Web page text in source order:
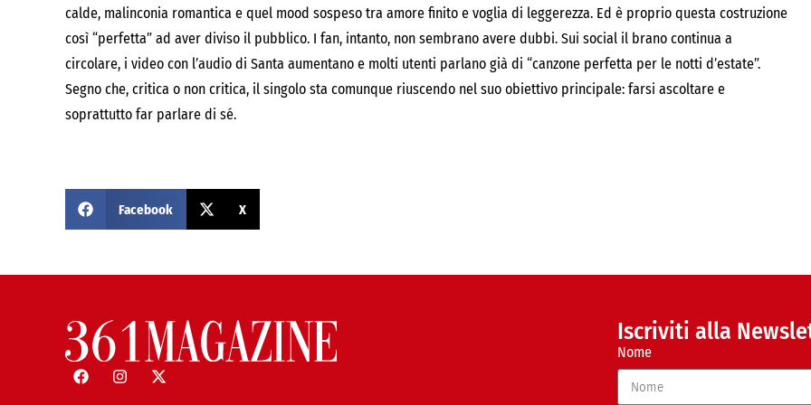
calde, malinconia romantica e quel mood sospeso tra amore finito e voglia di leggerezza. Ed è proprio questa costruzione
così “perfetta” ad aver diviso il pubblico. I fan, intanto, non sembrano avere dubbi. Sui social il brano continua a
circolare, i video con l’audio di Santa aumentano e molti utenti parlano già di “canzone perfetta per le notti d’estate”.
Segno che, critica o non critica, il singolo sta comunque riuscendo nel suo obiettivo principale: farsi ascoltare e
soprattutto far parlare di sé.
Facebook X
Iscriviti alla
Nome